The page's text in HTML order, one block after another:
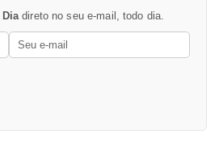
direto no seu e-mail, todo dia.